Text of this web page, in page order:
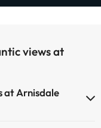
views at
at Arnisdale